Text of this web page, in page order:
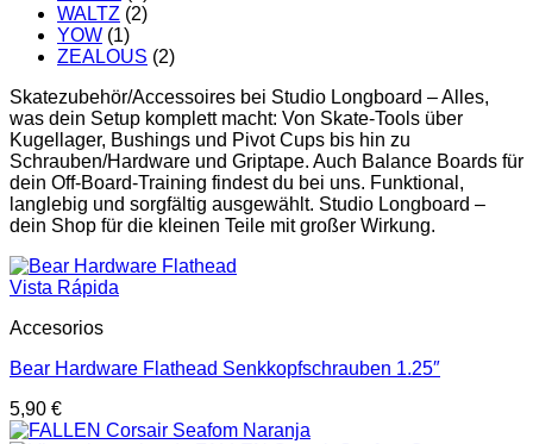
WALTZ (2)
YOW (1)
ZEALOUS (2)
Skatezubehör/Accessoires bei Studio Longboard – Alles,
was dein Setup komplett macht: Von Skate-Tools über
Kugellager, Bushings und Pivot Cups bis hin zu
Schrauben/Hardware und Griptape. Auch Balance Boards für
dein Off-Board-Training findest du bei uns. Funktional,
langlebig und sorgfältig ausgewählt. Studio Longboard –
dein Shop für die kleinen Teile mit großer Wirkung.
Vista Rápida
Accesorios
Bear Hardware Flathead Senkkopfschrauben 1.25″
5,90 €